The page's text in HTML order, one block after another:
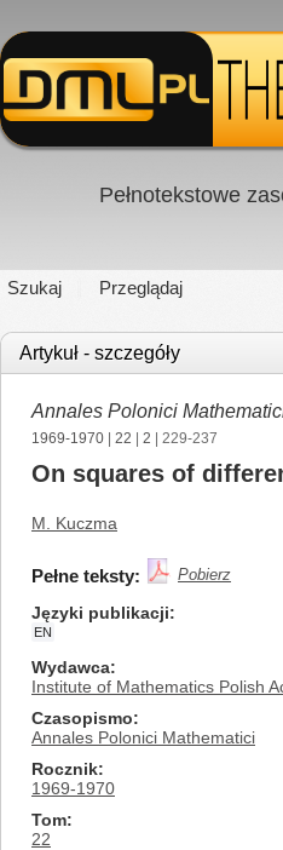
Pełnotekstowe
Szukaj Przeglądaj
Artykuł - szczegóły
Annales Polonici
1969-1970 22 2 | 229-237
On squares of
M. Kuczma
Pełne teksty: Pobierz
Języki publikacji
EN
Wydawca
Institute of Mathematics Polish
Czasopismo
Annales Polonici Mathematici
Rocznik
1969-1970
Tom
22